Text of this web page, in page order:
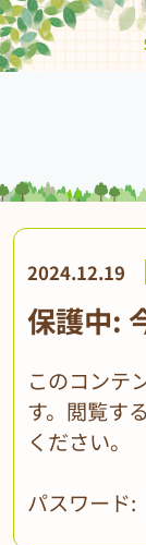
2024.12.19
保護中:
このコンテ
す。閲覧す
ください。
パスワード: